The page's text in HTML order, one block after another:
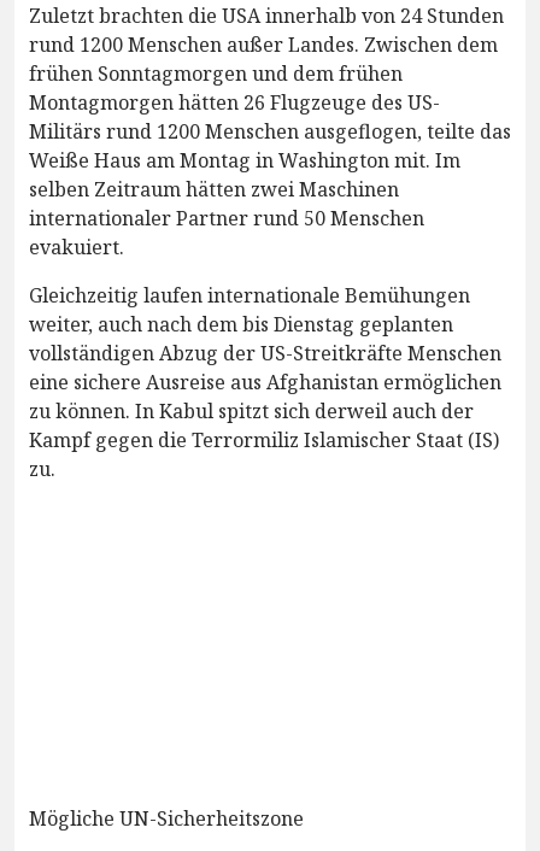
Zuletzt brachten die USA innerhalb von 24 Stunden
rund 1200 Menschen außer Landes. Zwischen dem
frühen Sonntagmorgen und dem frühen
Montagmorgen hätten 26 Flugzeuge des US-
Militärs rund 1200 Menschen ausgeflogen, teilte das
Weiße Haus am Montag in Washington mit. Im
selben Zeitraum hätten zwei Maschinen
internationaler Partner rund 50 Menschen
evakuiert.
Gleichzeitig laufen internationale Bemühungen
weiter, auch nach dem bis Dienstag geplanten
vollständigen Abzug der US-Streitkräfte Menschen
eine sichere Ausreise aus Afghanistan ermöglichen
zu können. In Kabul spitzt sich derweil auch der
Kampf gegen die Terrormiliz Islamischer Staat (IS)
zu.
Mögliche UN-Sicherheitszone